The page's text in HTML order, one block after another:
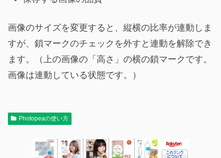
画像のサイズを変更すると、縦横の比率が連動しま
すが、鎖マークのチェックを外すと連動を解除でき
ます。（上の画像の「高さ」の横の鎖マークです。
画像は連動している状態です。）
Photopeaの使い方